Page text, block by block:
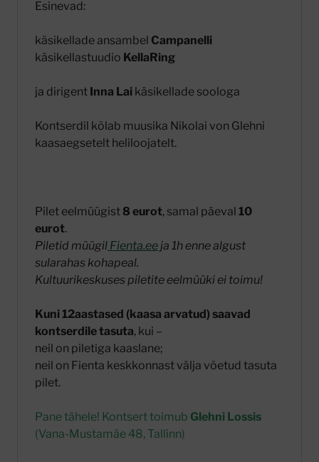
Esinevad:
käsikellade ansambel Campanelli
käsikellastuudio KellaRing
ja dirigent Inna Lai käsikellade soologa
Kontserdil kõlab muusika Nikolai von Glehni
kaasaegsetelt heliloojatelt.
Pilet eelmüügist 8 eurot, samal päeval 10
eurot.
Piletid müügil Fienta.ee ja 1h enne algust
sularahas kohapeal.
Kultuurikeskuses piletite eelmüüki ei toimu!
Kuni 12aastased (kaasa arvatud) saavad
kontserdile tasuta, kui –
neil on piletiga kaaslane;
neil on Fienta keskkonnast välja võetud tasuta
pilet.
Pane tähele! Kontsert toimub Glehni Lossis
(Vana-Mustamäe 48, Tallinn)